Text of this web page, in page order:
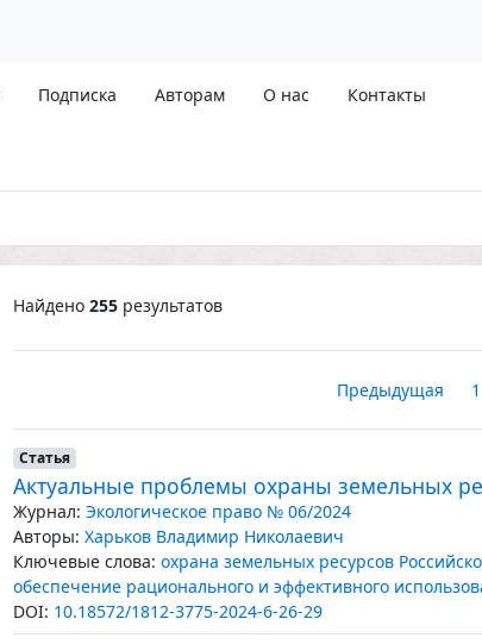
Подписка Авторам О нас Контакты
Найдено 255 результатов
Предыдущая 1
Статья
Актуальные проблемы охраны земельных
Журнал: Экологическое право № 06/2024
Авторы: Харьков Владимир Николаевич
Ключевые слова: охрана земельных ресурсов
обеспечение рационального и эффективного
DOI: 10.18572/1812-3775-2024-6-26-29